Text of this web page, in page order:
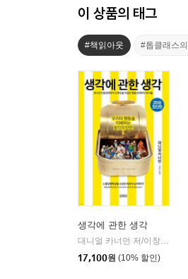
이 상품의 태그
#책읽아웃 #톱클래스
생각에 관한 생각
17,100원 (10% 할인)